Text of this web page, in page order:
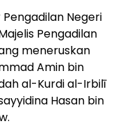
Negeri
Pengadilan
Amin bin
al-Kurdi al-Irbilī
Hasan bin